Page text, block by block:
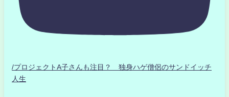
/プロジェクトA子さんも注目？ 独身ハゲ僧侶のサンドイッチ
人生